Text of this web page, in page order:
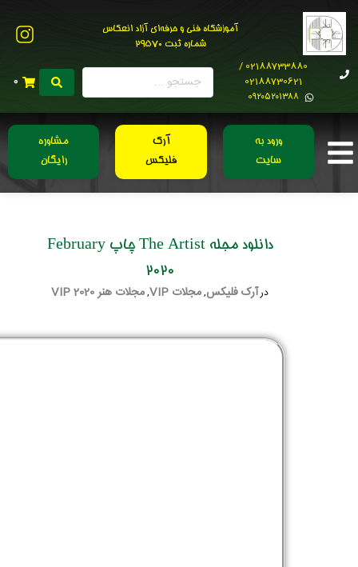
آموزشگاه فنی و حرفه‌ای آزاد انعکاس
شماره ثبت 29570
02188733880 /
02188730621
0۹۲۰۵۲۰۱۳۸۸
0
ورود به
سایت
آرک
فلیکس
مشاوره
رایگان
دانلود مجله The Artist چاپ February
2020
درآرک فلیکس,مجلات VIP ,مجلات هنر 2020 VIP